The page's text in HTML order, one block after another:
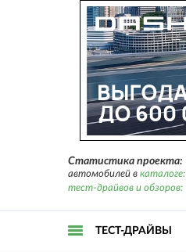
Статистика проекта:
автомобилей в каталоге:
тест-драйвов и обзоров:
ТЕСТ-ДРАЙВЫ